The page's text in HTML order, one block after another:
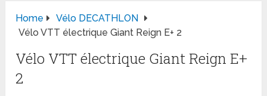
Home
Vélo DECATHLON
Vélo VTT électrique Giant Reign E+ 2
Vélo VTT électrique Giant Reign E+
2